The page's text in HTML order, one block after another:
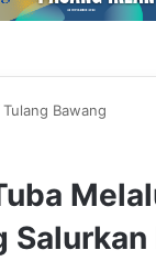
Tulang Bawang
Salurkan